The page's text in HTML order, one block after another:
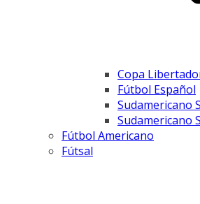
Copa
Fútbol Español
Sudamericano
Sudamericano
Fútbol Americano
Fútsal